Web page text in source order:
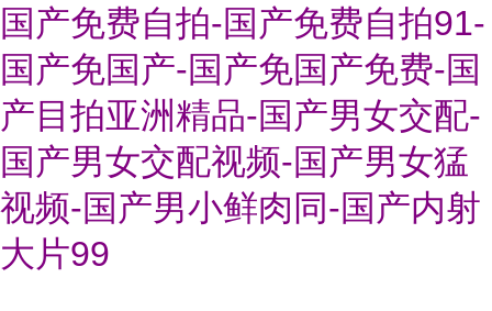
国产免费自拍-国产免费自拍91-
国产免国产-国产免国产免费-国
产目拍亚洲精品-国产男女交配-
国产男女交配视频-国产男女猛
视频-国产男小鲜肉同-国产内射
大片99